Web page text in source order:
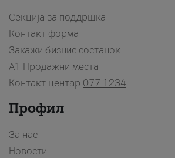
Секција за поддршка
Контакт форма
Закажи бизнис состанок
A1 Продажни места
Контакт центар 077 1234
Профил
За нас
Новости